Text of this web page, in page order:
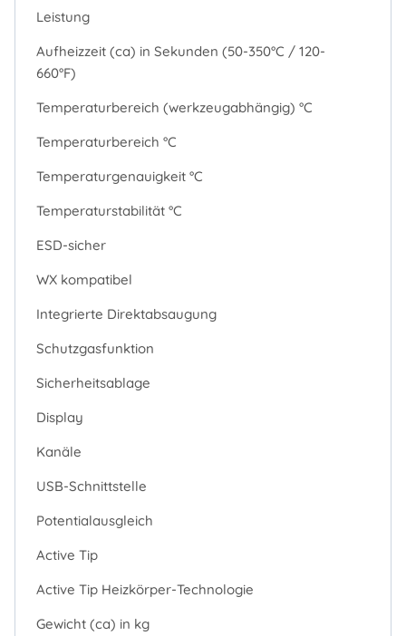
Leistung
Aufheizzeit (ca) in Sekunden (50-350°C / 120-
660°F)
Temperaturbereich (werkzeugabhängig) °C
Temperaturbereich °C
Temperaturgenauigkeit °C
Temperaturstabilität °C
ESD-sicher
WX kompatibel
Integrierte Direktabsaugung
Schutzgasfunktion
Sicherheitsablage
Display
Kanäle
USB-Schnittstelle
Potentialausgleich
Active Tip
Active Tip Heizkörper-Technologie
Gewicht (ca) in kg